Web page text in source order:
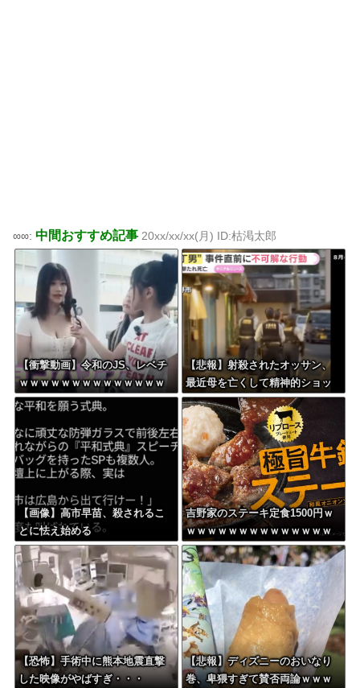
∞∞: 中間おすすめ記事 20xx/xx/xx(月) ID:枯渇太郎
【衝撃動画】令和のJS、レベチ
ｗｗｗｗｗｗｗｗｗｗｗｗｗｗ
ｗｗｗｗｗｗｗｗｗｗｗｗｗｗ
【悲報】射殺されたオッサン、
最近母を亡くして精神的ショッ
クを受けていたと判明・・・
【画像】高市早苗、殺されるこ
とに怯え始める
吉野家のステーキ定食1500円ｗ
ｗｗｗｗｗｗｗｗｗｗｗｗｗｗ
ｗｗｗｗ
【恐怖】手術中に熊本地震直撃
した映像がやばすぎ・・・
【悲報】ディズニーのおいなり
巻、卑猥すぎて賛否両論ｗｗｗ